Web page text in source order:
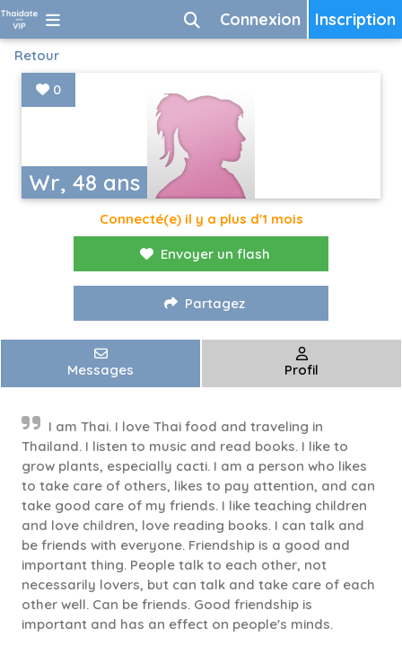
Inscription
Connexion
Retour
Wr, 48 ans
0
Connecté(e) il y a plus d'1 mois
Envoyer un flash
Partagez
Messages Profil
I am Thai. I love Thai food and traveling in
Thailand. I listen to music and read books. I like to
grow plants, especially cacti. I am a person who likes
to take care of others, likes to pay attention, and can
take good care of my friends. I like teaching children
and love children, love reading books. I can talk and
be friends with everyone. Friendship is a good and
important thing. People talk to each other, not
necessarily lovers, but can talk and take care of each
other well. Can be friends. Good friendship is
important and has an effect on people's minds.